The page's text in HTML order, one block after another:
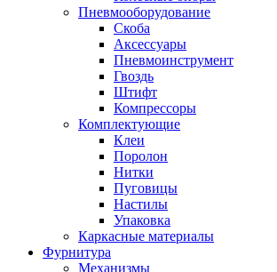
Пневмооборудование
Скоба
Аксессуары
Пневмоинструмент
Гвоздь
Штифт
Компрессоры
Комплектующие
Клеи
Поролон
Нитки
Пуговицы
Настилы
Упаковка
Каркасные материалы
Фурнитура
Механизмы